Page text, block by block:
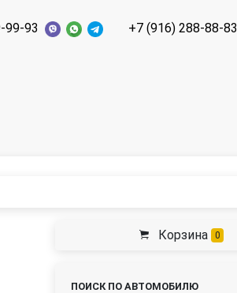
99-93 +7 (916) 288-88-83
Корзина 0
ПОИСК ПО АВТОМОБИЛЮ